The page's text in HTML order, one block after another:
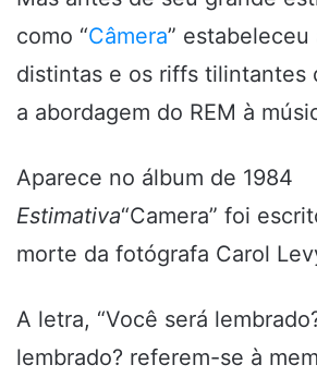
como “Câmera” estabeleceu
distintas e os riffs tilintantes
a abordagem do REM à
Aparece no álbum de 1984
Estimativa“Camera” foi
morte da fotógrafa Carol
A letra, “Você será
lembrado? referem-se à